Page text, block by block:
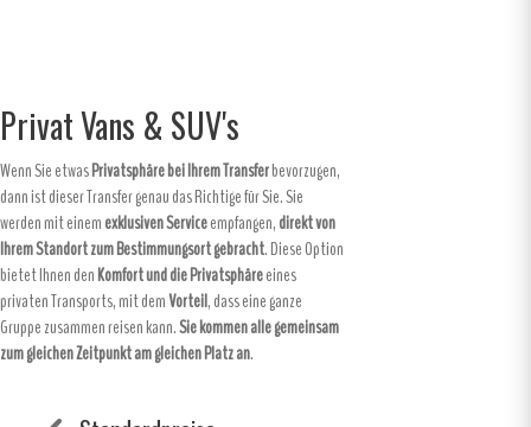
Privat Vans & SUV's
Wenn Sie etwasPrivatsphäre bei Ihrem Transferbevorzugen,
dann ist dieser Transfer genau das Richtige für Sie. Sie
werden mit einemexklusiven Serviceempfangen,direkt von
Ihrem Standort zum Bestimmungsort gebracht. Diese Option
bietet Ihnen denKomfort und die Privatsphäreeines
privaten Transports, mit demVorteil, dass eine ganze
Gruppe zusammen reisen kann.Sie kommen alle gemeinsam
zum gleichen Zeitpunkt am gleichen Platz an.